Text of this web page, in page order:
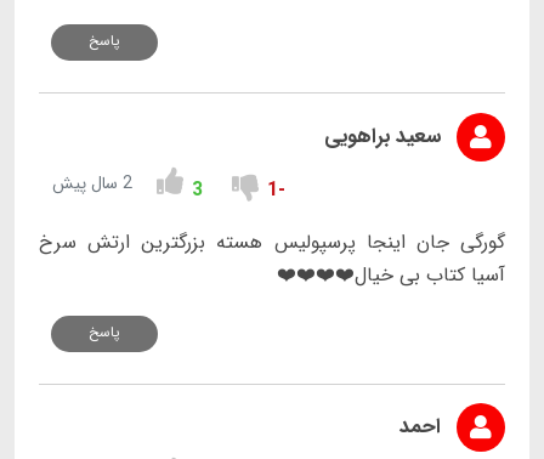
پاسخ
سعید براهویی
-1
3 2 سال پیش
گورگی جان اینجا پرسپولیس هسته بزرگترین ارتش سرخ
آسیا کتاب بی خیال❤️❤️❤️❤️
پاسخ
احمد